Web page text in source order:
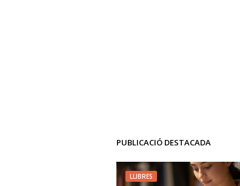
PUBLICACIÓ DESTACADA
LLIBRES